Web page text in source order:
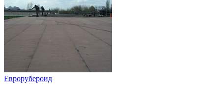
Еврорубероид